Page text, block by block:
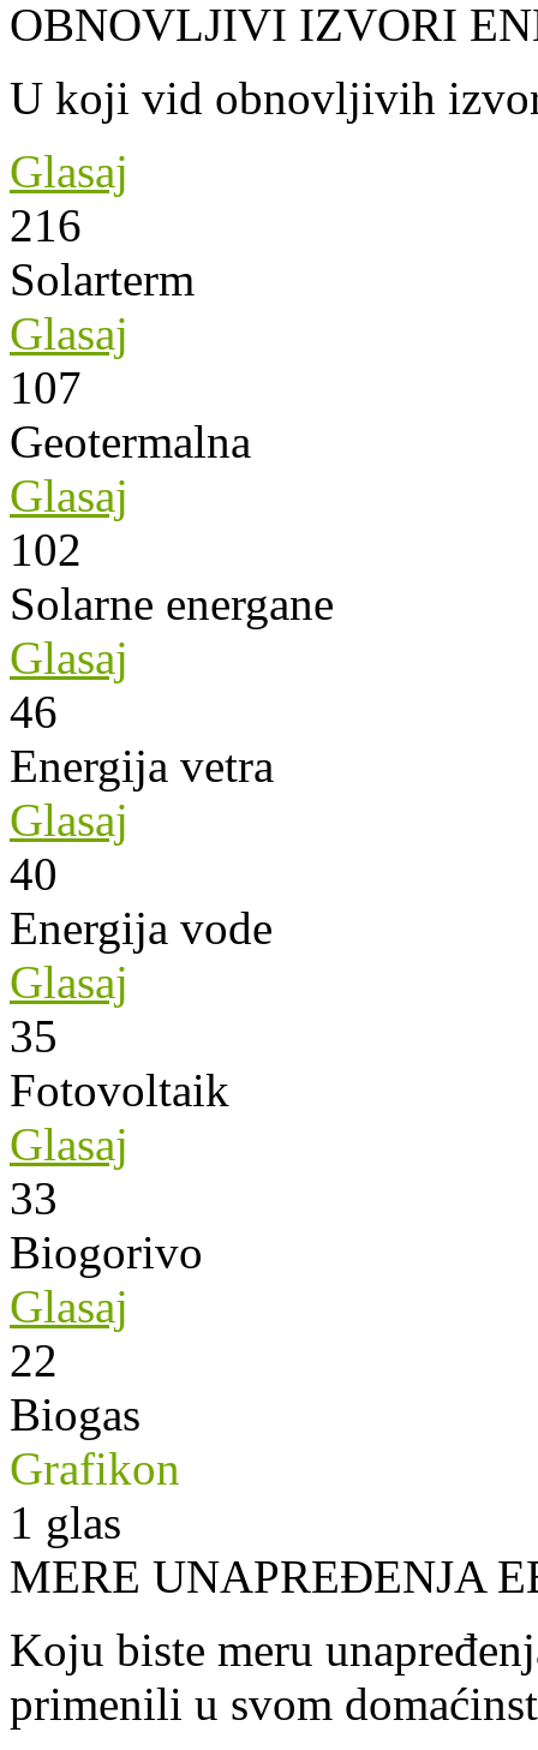
OBNOVLJIVI IZVORI
U koji vid obnovljivih
Glasaj
216
Solarterm
Glasaj
107
Geotermalna
Glasaj
102
Solarne energane
Glasaj
46
Energija vetra
Glasaj
40
Energija vode
Glasaj
35
Fotovoltaik
Glasaj
33
Biogorivo
Glasaj
22
Biogas
Grafikon
1 glas
MERE UNAPREĐENJA
Koju biste meru
primenili u svom